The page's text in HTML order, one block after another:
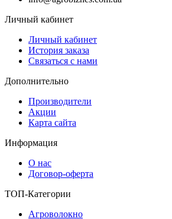
Личный кабинет
Личный кабинет
История заказа
Связаться с нами
Дополнительно
Производители
Акции
Карта сайта
Информация
О нас
Договор-оферта
ТОП-Категории
Агроволокно